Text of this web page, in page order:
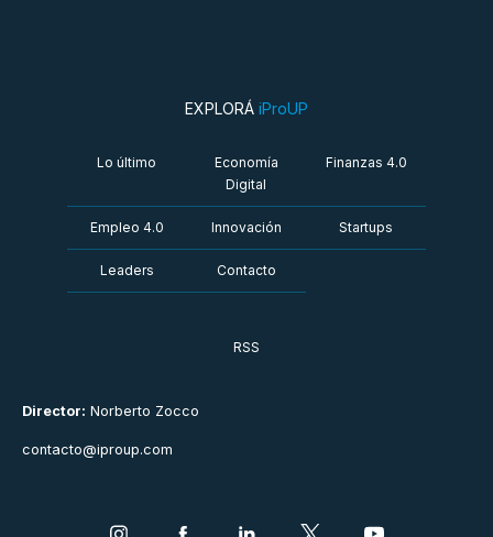
Director: Norberto Zocco
contacto@iproup.com
EXPLORÁ iProUP
Lo último
Economía
Digital
Finanzas 4.0
Empleo 4.0 Innovación Startups
Leaders Contacto
RSS